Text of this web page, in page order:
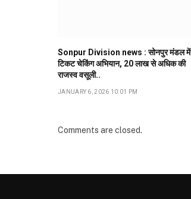
Sonpur Division news : सोनपुर मंडल में
टिकट चेकिंग अभियान, ₹20 लाख से अधिक की
राजस्व वसूली..
JANUARY 6, 2026 10:01 PM
Comments are closed.